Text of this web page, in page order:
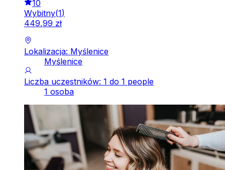
10
Wybitny(1)
449,99 zł
Lokalizacja: Myślenice
Myślenice
Liczba uczestników: 1 do 1 people
1 osoba